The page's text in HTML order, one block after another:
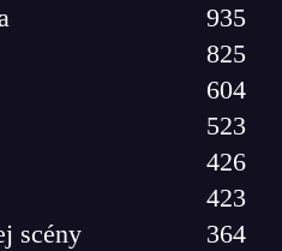
935
825
604
523
426
423
scény
364